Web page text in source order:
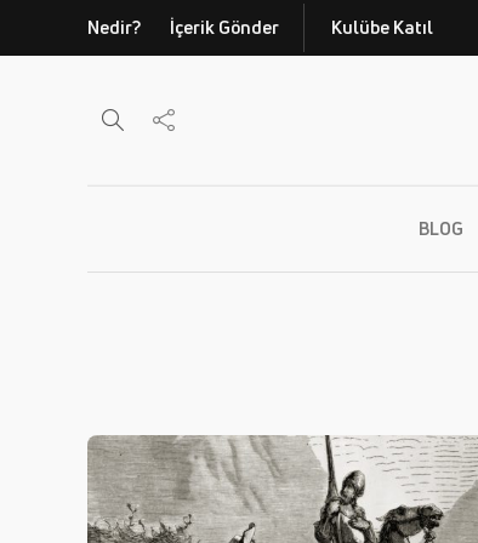
Nedir? İçerik Gönder Kulübe Katıl
BLOG